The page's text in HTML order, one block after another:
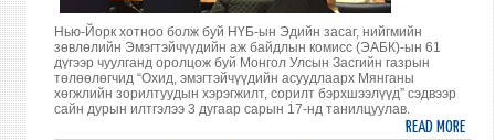
Нью-Йорк хотноо болж буй НҮБ-ын Эдийн засаг, нийгмийн
зөвлөлийн Эмэгтэйчүүдийн аж байдлын комисс (ЭАБК)-ын 61
дүгээр чуулганд оролцож буй Монгол Улсын Засгийн газрын
төлөөлөгчид “Охид, эмэгтэйчүүдийн асуудлаарх Мянганы
хөгжлийн зорилтуудын хэрэгжилт, сорилт бэрхшээлүүд” сэдвээр
сайн дурын илтгэлээ 3 дугаар сарын 17-нд танилцуулав.
READ MORE